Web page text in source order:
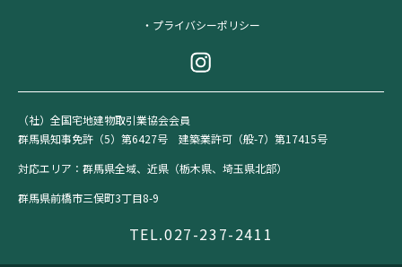
・プライバシーポリシー
（社）全国宅地建物取引業協会会員
群馬県知事免許（5）第6427号 建築業許可（般-7）第17415号
対応エリア：群馬県全域、近県（栃木県、埼玉県北部）
群馬県前橋市三俣町3丁目8-9
TEL.027-237-2411